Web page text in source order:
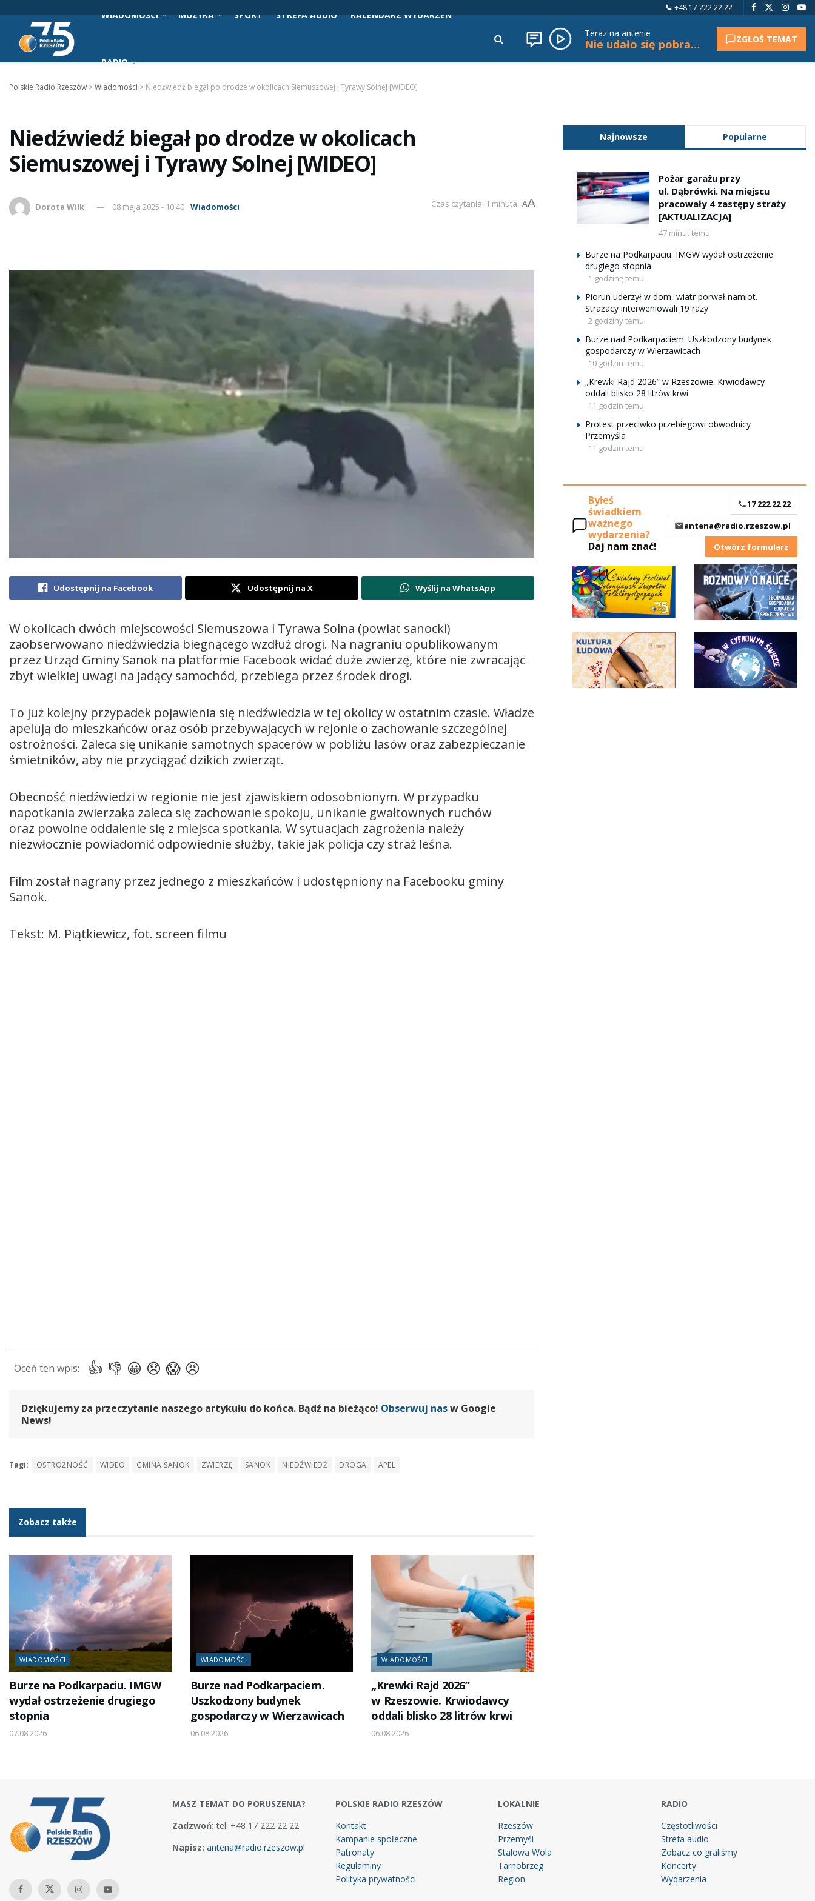
+48 17 222 22 22
WIADOMOŚCI MUZYKA SPORT STREFA AUDIO KALENDARZ WYDARZEŃ
RADIO
Teraz na antenie
Nie udało się pobrać tytułu. ZGŁOŚ TEMAT
Polskie Radio Rzeszów >Wiadomości > Niedźwiedź biegał po drodze w okolicach Siemuszowej i Tyrawy Solnej [WIDEO]
Niedźwiedź biegał po drodze w okolicach
Siemuszowej i Tyrawy Solnej [WIDEO]
Dorota Wilk 08 maja 2025 - 10:40 Wiadomości Czas czytania: 1 minuta AA
Udostępnij na Facebook Udostępnij na X Wyślij na WhatsApp
W okolicach dwóch miejscowości Siemuszowa i Tyrawa Solna (powiat sanocki)
zaobserwowano niedźwiedzia biegnącego wzdłuż drogi. Na nagraniu opublikowanym
przez Urząd Gminy Sanok na platformie Facebook widać duże zwierzę, które nie zwracając
zbyt wielkiej uwagi na jadący samochód, przebiega przez środek drogi.
To już kolejny przypadek pojawienia się niedźwiedzia w tej okolicy w ostatnim czasie. Władze
apelują do mieszkańców oraz osób przebywających w rejonie o zachowanie szczególnej
ostrożności. Zaleca się unikanie samotnych spacerów w pobliżu lasów oraz zabezpieczanie
śmietników, aby nie przyciągać dzikich zwierząt.
Obecność niedźwiedzi w regionie nie jest zjawiskiem odosobnionym. W przypadku
napotkania zwierzaka zaleca się zachowanie spokoju, unikanie gwałtownych ruchów
oraz powolne oddalenie się z miejsca spotkania. W sytuacjach zagrożenia należy
niezwłocznie powiadomić odpowiednie służby, takie jak policja czy straż leśna.
Film został nagrany przez jednego z mieszkańców i udostępniony na Facebooku gminy
Sanok.
Tekst: M. Piątkiewicz, fot. screen filmu
Dziękujemy za przeczytanie naszego artykułu do końca. Bądź na bieżąco! Obserwuj nasw Google
News!
Tagi: OSTROŻNOŚĆ WIDEO GMINA SANOK ZWIERZĘ SANOK NIEDŹWIEDŹ DROGA APEL
Zobacz także
WIADOMOŚCI
Burze na Podkarpaciu. IMGW
wydał ostrzeżenie drugiego
stopnia
07.08.2026
WIADOMOŚCI
Burze nad Podkarpaciem.
Uszkodzony budynek
gospodarczy w Wierzawicach
06.08.2026
WIADOMOŚCI
„Krewki Rajd 2026”
w Rzeszowie. Krwiodawcy
oddali blisko 28 litrów krwi
06.08.2026
Najnowsze Popularne
Pożar garażu przy
ul. Dąbrówki. Na miejscu
pracowały 4 zastępy straży
[AKTUALIZACJA]
47 minut temu
Burze na Podkarpaciu. IMGW wydał ostrzeżenie
drugiego stopnia
1 godzinę temu
Piorun uderzył w dom, wiatr porwał namiot.
Strażacy interweniowali 19 razy
2 godziny temu
Burze nad Podkarpaciem. Uszkodzony budynek
gospodarczy w Wierzawicach
10 godzin temu
„Krewki Rajd 2026” w Rzeszowie. Krwiodawcy
oddali blisko 28 litrów krwi
11 godzin temu
Protest przeciwko przebiegowi obwodnicy
Przemyśla
11 godzin temu
Byłeś
świadkiem
ważnego
wydarzenia?
Daj nam znać!
17 222 22 22
antena@radio.rzeszow.pl
Otwórz formularz
MASZ TEMAT DO PORUSZENIA?
Zadzwoń: tel. +48 17 222 22 22
Napisz: antena@radio.rzeszow.pl
POLSKIE RADIO RZESZÓW
Kontakt
Kampanie społeczne
Patronaty
Regulaminy
Polityka prywatności
LOKALNIE
Rzeszów
Przemyśl
Stalowa Wola
Tarnobrzeg
Region
RADIO
Częstotliwości
Strefa audio
Zobacz co graliśmy
Koncerty
Wydarzenia